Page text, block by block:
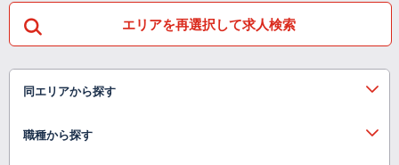
エリアを再選択して求人検索
同エリアから探す
職種から探す